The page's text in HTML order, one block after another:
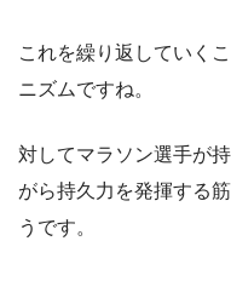
これを繰り返していく
ニズムですね。
対してマラソン選手が
がら持久力を発揮する
うです。